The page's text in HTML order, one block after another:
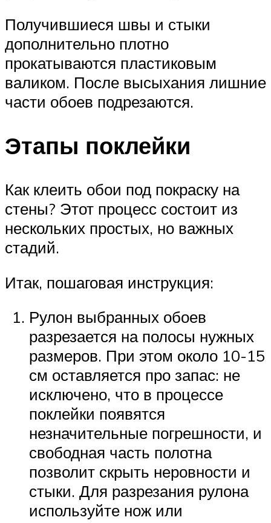
Получившиеся швы и стыки
дополнительно плотно
прокатываются пластиковым
валиком. После высыхания лишние
части обоев подрезаются.
Этапы поклейки
Как клеить обои под покраску на
стены? Этот процесс состоит из
нескольких простых, но важных
стадий.
Итак, пошаговая инструкция:
Рулон выбранных обоев
разрезается на полосы нужных
размеров. При этом около 10-15
см оставляется про запас: не
исключено, что в процессе
поклейки появятся
незначительные погрешности, и
свободная часть полотна
позволит скрыть неровности и
стыки. Для разрезания рулона
используйте нож или